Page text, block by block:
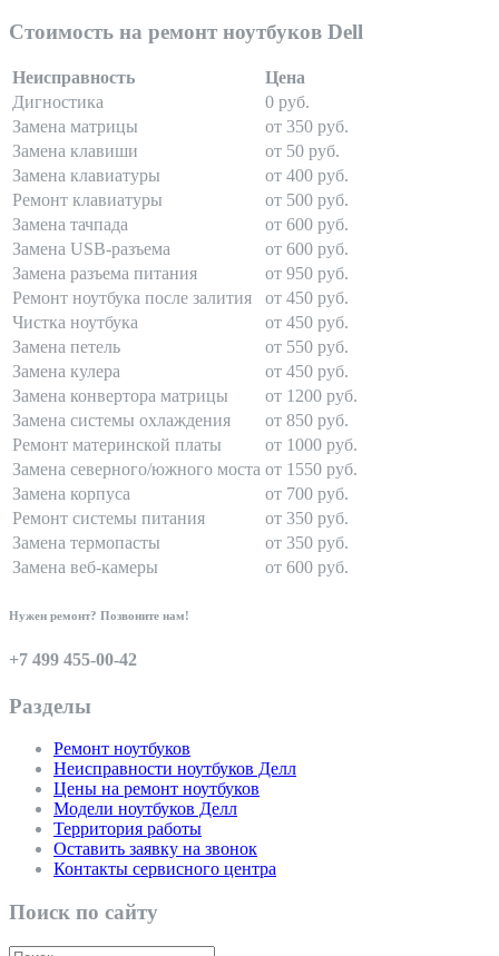
Стоимость на ремонт ноутбуков Dell
Неисправность
Цена
Дигностика
0 руб.
Замена матрицы
от 350 руб.
Замена клавиши
от 50 руб.
Замена клавиатуры
от 400 руб.
Ремонт клавиатуры
от 500 руб.
Замена тачпада
от 600 руб.
Замена USB-разъема
от 600 руб.
Замена разъема питания
от 950 руб.
Ремонт ноутбука после залития
от 450 руб.
Чистка ноутбука
от 450 руб.
Замена петель
от 550 руб.
Замена кулера
от 450 руб.
Замена конвертора матрицы
от 1200 руб.
Замена системы охлаждения
от 850 руб.
Ремонт материнской платы
от 1000 руб.
Замена северного/южного моста от 1550 руб.
Замена корпуса
от 700 руб.
Ремонт системы питания
от 350 руб.
Замена термопасты
от 350 руб.
Замена веб-камеры
от 600 руб.
Нужен ремонт? Позвоните нам!
+7 499 455-00-42
Разделы
Ремонт ноутбуков
Неисправности ноутбуков Делл
Цены на ремонт ноутбуков
Модели ноутбуков Делл
Территория работы
Оставить заявку на звонок
Контакты сервисного центра
Поиск по сайту